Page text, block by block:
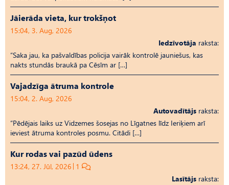
Jāierāda vieta, kur trokšņot
15:04, 3. Aug, 2026
Iedzīvotāja raksta:
“Saka jau, ka pašvaldības policija vairāk kontrolē jauniešus, kas
nakts stundās braukā pa Cēsīm ar […]
Vajadzīga ātruma kontrole
15:04, 2. Aug, 2026
Autovadītājs raksta:
“Pēdējais laiks uz Vid­ze­mes šosejas no Līgatnes līdz Ieriķiem arī
ieviest ātruma kontroles posmu. Citādi […]
Kur rodas vai pazūd ūdens
13:24, 27. Jūl, 2026 1
Lasītājs raksta: